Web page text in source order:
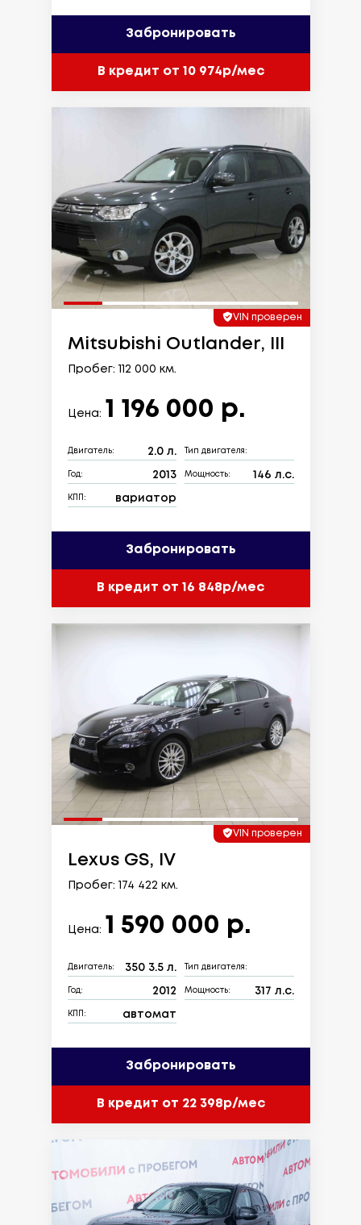
Забронировать
В кредит от 10 974р/мес
VIN проверен
Mitsubishi Outlander, III
Пробег: 112 000 км.
Цена: 1 196 000 р.
Двигатель: 2.0 л. Тип двигателя:
Год: 2013 Мощность: 146 л.с.
КПП: вариатор
Забронировать
В кредит от 16 848р/мес
VIN проверен
Lexus GS, IV
Пробег: 174 422 км.
Цена: 1 590 000 р.
Двигатель: 350 3.5 л. Тип двигателя:
Год: 2012 Мощность: 317 л.с.
КПП: автомат
Забронировать
В кредит от 22 398р/мес